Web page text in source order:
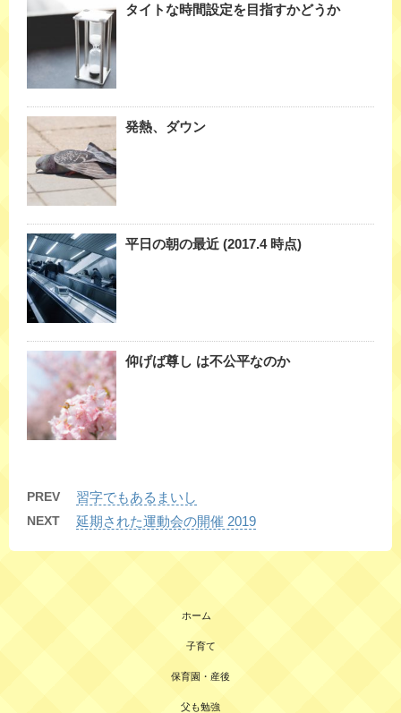
タイトな時間設定を目指すかどうか
発熱、ダウン
平日の朝の最近 (2017.4 時点)
仰げば尊し は不公平なのか
PREV 習字でもあるまいし
NEXT 延期された運動会の開催 2019
ホーム
子育て
保育園・産後
父も勉強